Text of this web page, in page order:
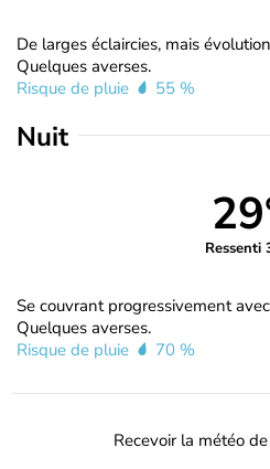
De larges éclaircies, mais
Quelques averses.
Risque de pluie
55 %
Nuit
Ressenti
Se couvrant progressivement
Quelques averses.
Risque de pluie
70 %
Recevoir la météo